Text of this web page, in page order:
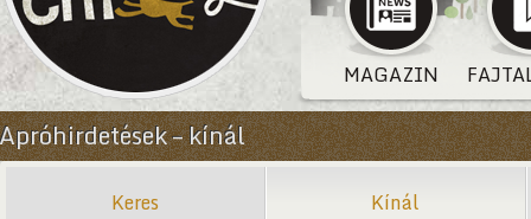
MAGAZIN
Apróhirdetések – kínál
Keres Kínál